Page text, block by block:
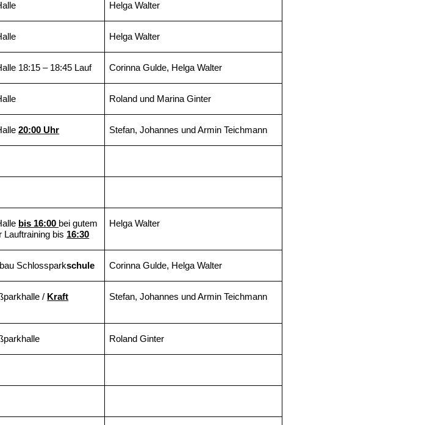
Helga Walter
Helga Walter
18:15 – 18:45 Lauf Corinna Gulde, Helga Walter
Roland und Marina Ginter
20:00 Uhr Stefan, Johannes und Armin Teichmann
bis 16:00 bei gutem
Lauftraining bis 16:30
Helga Walter
Schlossparkschule Corinna Gulde, Helga Walter
/ Kraft Stefan, Johannes und Armin Teichmann
Roland Ginter